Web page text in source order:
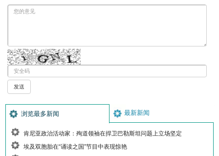
浏览最多新闻 最新新闻
肯尼亚政治活动家：殉道领袖在捍卫巴勒斯坦问题上立场坚定
埃及双胞胎在“诵读之国”节目中表现惊艳